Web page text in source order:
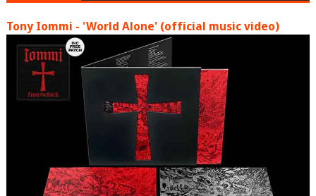
Tony Iommi - 'World Alone' (official music video)